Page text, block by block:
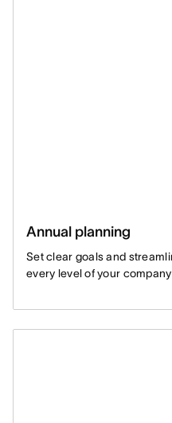
Annual planning
Set clear goals and
every level of your